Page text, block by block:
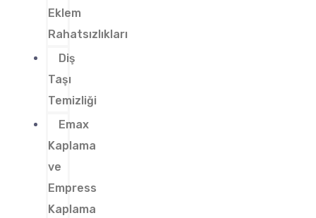
Eklem
Rahatsızlıkları
Diş
Taşı
Temizliği
Emax
Kaplama
ve
Empress
Kaplama